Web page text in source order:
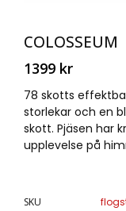
COLOSSEUM
1399 kr
78 skotts
storlekar och en
skott. Pjäsen har
upplevelse på
SKU